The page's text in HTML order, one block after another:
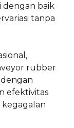
dengan baik
tanpa
rubber
efektivitas
kegagalan